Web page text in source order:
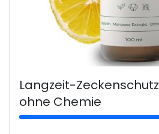
Langzeit-Zeckenschutz
ohne Chemie